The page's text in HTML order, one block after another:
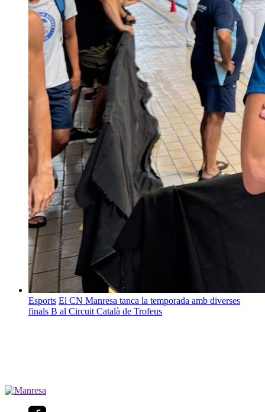
Esports El CN Manresa tanca la temporada amb diverses
finals B al Circuit Català de Trofeus